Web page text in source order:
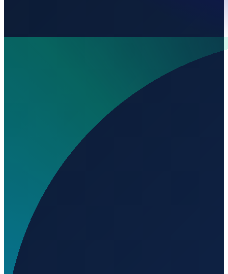
Wo liegt Aerodromo da Pedra da Broa?
Wird geladen...
40.71896
Lisbon